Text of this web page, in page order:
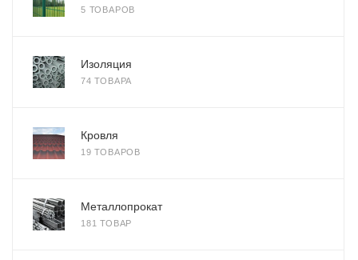
5 ТОВАРОВ
Изоляция
74 ТОВАРА
Кровля
19 ТОВАРОВ
Металлопрокат
181 ТОВАР